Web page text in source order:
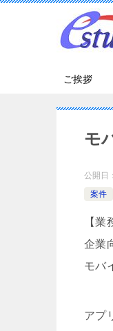
ご挨拶
モ
公開日：
案件
【業
企業
モバ
アプ